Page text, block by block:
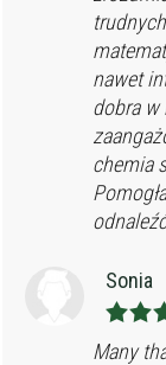
nawet
dobra w
chemia
Sonia
Many